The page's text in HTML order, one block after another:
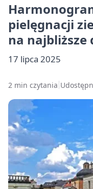
pielęgnacji
na najbliższe
17 lipca 2025
2 min czytania